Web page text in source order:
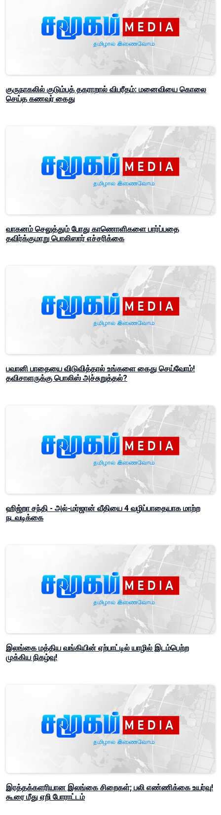
குருநாகலில் குடும்பத் தகராறால் விபரீதம்: மனைவியை கொலை
செய்த கணவர் கைது
வாகனம் செலுத்தும் போது காணொளிகளை பார்ப்பதை
தவிர்க்குமாறு பொலிஸார் எச்சரிக்கை
பவானி பாதையை விடுவித்தால் உங்களை கைது செய்வோம்!
தவிசாளருக்கு பொலிஸ் அச்சுறுத்தல்?
ஹிஜ்றா சந்தி - அல்-மர்ஜான் வீதியை 4 வழிப்பாதையாக மாற்ற
நடவடிக்கை
இலங்கை மத்திய வங்கியின் ஏற்பாட்டில் யாழில் இடம்பெற்ற
முக்கிய நிகழ்வு!
இரத்தக்களரியான இலங்கை சிறைகள்; பலி எண்ணிக்கை உயர்வு!
கூரை மீது ஏறி போராட்டம்